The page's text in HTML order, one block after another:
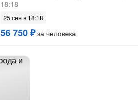
18:18
25 сен в 18:18
56 750 ₽за человека